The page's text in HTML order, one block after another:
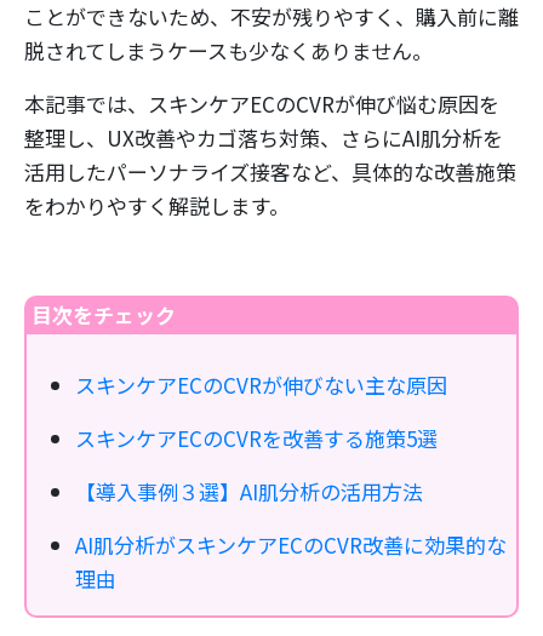
ことができないため、不安が残りやすく、購入前に離
脱されてしまうケースも少なくありません。
本記事では、スキンケアECのCVRが伸び悩む原因を
整理し、UX改善やカゴ落ち対策、さらにAI肌分析を
活用したパーソナライズ接客など、具体的な改善施策
をわかりやすく解説します。
目次をチェック
スキンケアECのCVRが伸びない主な原因
スキンケアECのCVRを改善する施策5選
【導入事例３選】AI肌分析の活用方法
AI肌分析がスキンケアECのCVR改善に効果的な
理由